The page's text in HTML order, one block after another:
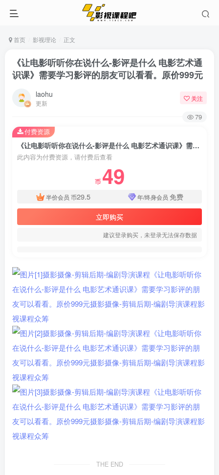
首页 影视理论 正文
《让电影听听你在说什么-影评是什么 电影艺术通
识课》需要学习影评的朋友可以看看。原价999元
laohu
更新
关注
79
《让电影听听你在说什么-影评是什么 电影艺术通识课》需要学习影评的朋友可以看看。原价999元
此内容为付费资源，请付费后查看
币 49
半价会员 币29.5 年/终身会员 免费
立即购买
建议登录购买，未登录无法保存数据
付费资源
THE END